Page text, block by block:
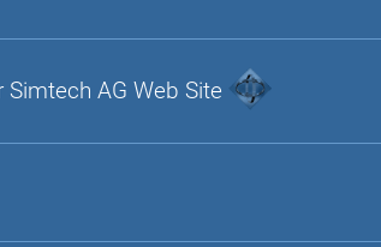
AG Web Site